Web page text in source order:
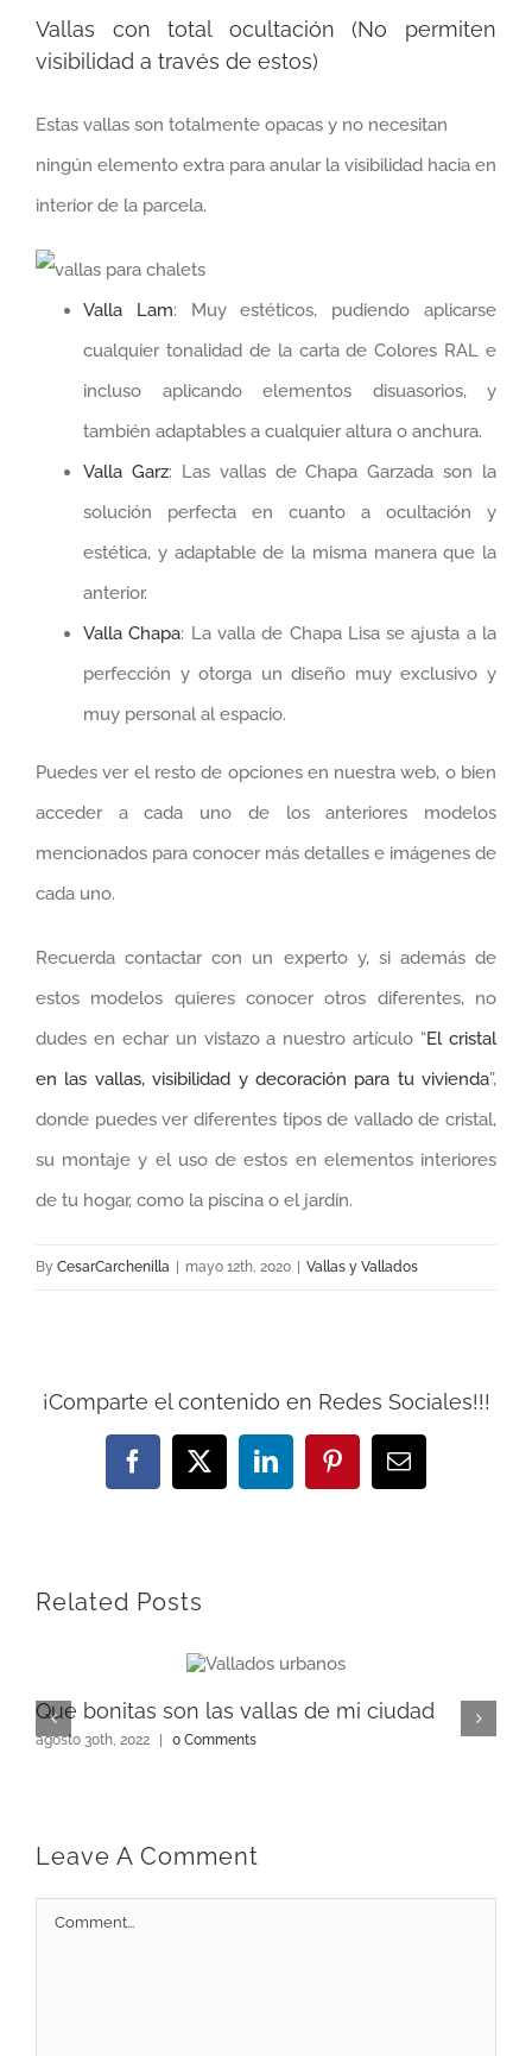
Vallas con total ocultación (No permiten
visibilidad a través de estos)
Estas vallas son totalmente opacas y no necesitan
ningún elemento extra para anular la visibilidad hacia en
interior de la parcela.
Valla Lam: Muy estéticos, pudiendo aplicarse
cualquier tonalidad de la carta de Colores RAL e
incluso aplicando elementos disuasorios, y
también adaptables a cualquier altura o anchura.
Valla Garz: Las vallas de Chapa Garzada son la
solución perfecta en cuanto a ocultación y
estética, y adaptable de la misma manera que la
anterior.
Valla Chapa: La valla de Chapa Lisa se ajusta a la
perfección y otorga un diseño muy exclusivo y
muy personal al espacio.
Puedes ver el resto de opciones en nuestra web, o bien
acceder a cada uno de los anteriores modelos
mencionados para conocer más detalles e imágenes de
cada uno.
Recuerda contactar con un experto y, si además de
estos modelos quieres conocer otros diferentes, no
dudes en echar un vistazo a nuestro artículo “El cristal
en las vallas, visibilidad y decoración para tu vivienda”,
donde puedes ver diferentes tipos de vallado de cristal,
su montaje y el uso de estos en elementos interiores
de tu hogar, como la piscina o el jardín.
By CesarCarchenilla mayo 12th, 2020 Vallas y Vallados
¡Comparte el contenido en Redes Sociales!!!
Facebook
X LinkedInPinterestEmail
Related Posts
Que bonitas son las vallas de mi ciudad
agosto 30th, 2022 0 Comments
Leave A Comment
Comment